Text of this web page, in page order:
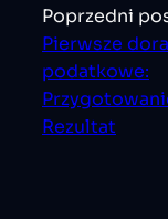
Poprzedni
Pierwsze
podatkowe:
Rezultat